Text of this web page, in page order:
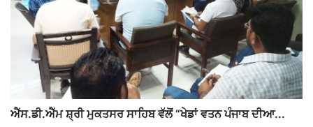
ਐੱਸ.ਡੀ.ਐੱਮ ਸ਼੍ਰੀ ਮੁਕਤਸਰ ਸਾਹਿਬ ਵੱਲੋਂ “ਖੇਡਾਂ ਵਤਨ ਪੰਜਾਬ ਦੀਆ...